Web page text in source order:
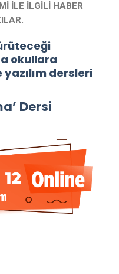
İLE İLGİLİ HABER
okullara
dersleri
Dersi